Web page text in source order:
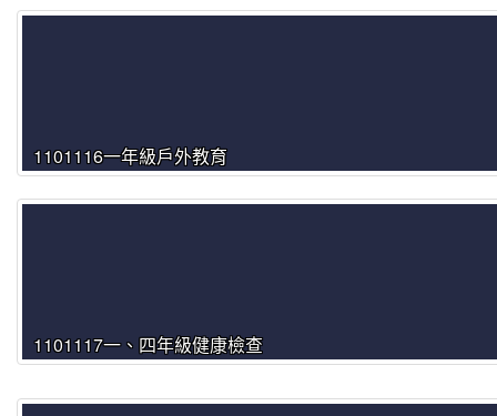
1101116一年級戶外教育
1101117一、四年級健康檢查